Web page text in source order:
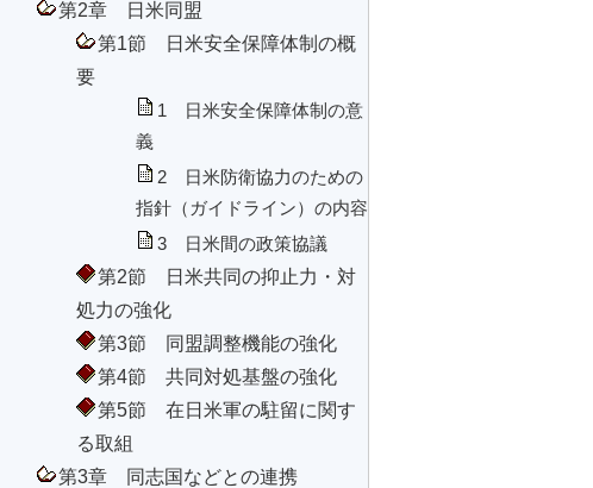
第2章 日米同盟
第1節 日米安全保障体制の概
要
1 日米安全保障体制の意
義
2 日米防衛協力のための
指針（ガイドライン）の内容
3 日米間の政策協議
第2節 日米共同の抑止力・対
処力の強化
第3節 同盟調整機能の強化
第4節 共同対処基盤の強化
第5節 在日米軍の駐留に関す
る取組
第3章 同志国などとの連携